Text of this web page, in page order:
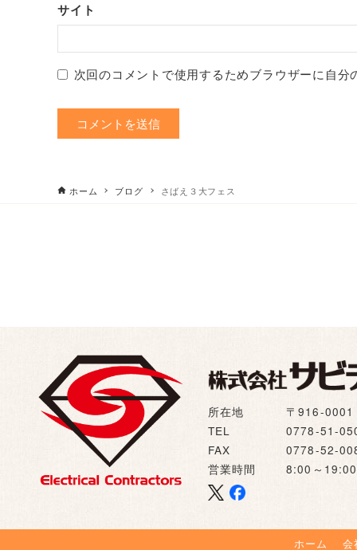
サイト
次回のコメントで使用するためブラウザーに自分
ホーム ブログ さばえ３大フェス
所在地
〒916-0001
TEL
0778-51-
FAX
0778-52-
営業時間
8:00～19:00
ホーム 会